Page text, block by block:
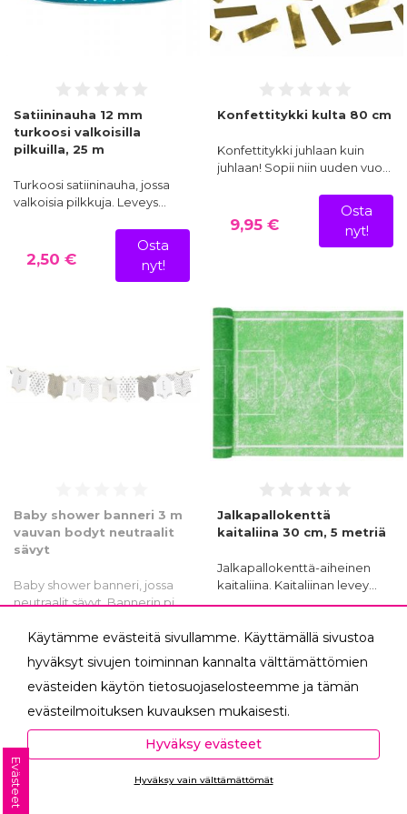
Satiininauha 12 mm
turkoosi valkoisilla
pilkuilla, 25 m
Turkoosi satiininauha, jossa
valkoisia pilkkuja. Leveys…
2,50 €
Osta
nyt!
Konfettitykki kulta 80 cm
Konfettitykki juhlaan kuin
juhlaan! Sopii niin uuden vuo…
9,95 €
Osta
nyt!
Baby shower banneri 3 m
vauvan bodyt neutraalit
sävyt
Baby shower banneri, jossa
neutraalit sävyt. Bannerin pi…
4,90 €
Jalkapallokenttä
kaitaliina 30 cm, 5 metriä
Jalkapallokenttä-aiheinen
kaitaliina. Kaitaliinan levey…
9,90 €
Käytämme evästeitä sivullamme. Käyttämällä sivustoa
hyväksyt sivujen toiminnan kannalta välttämättömien
evästeiden käytön tietosuojaselosteemme ja tämän
evästeilmoituksen kuvauksen mukaisesti.
Hyväksyessäsi analytiikka- ja markkinointievästeet
autat meitä mittaamaan ja analysoimaan
verkkosivumme toimintaa ja käyttöä (Analytiikka ja
Hyväksy evästeet
Hyväksy vain välttämättömät
Evästeet